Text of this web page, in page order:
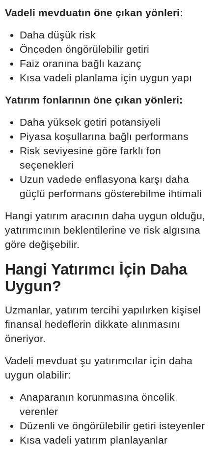
Vadeli mevduatın öne çıkan yönleri:
Daha düşük risk
Önceden öngörülebilir getiri
Faiz oranına bağlı kazanç
Kısa vadeli planlama için uygun yapı
Yatırım fonlarının öne çıkan yönleri:
Daha yüksek getiri potansiyeli
Piyasa koşullarına bağlı performans
Risk seviyesine göre farklı fon
seçenekleri
Uzun vadede enflasyona karşı daha
güçlü performans gösterebilme ihtimali
Hangi yatırım aracının daha uygun olduğu,
yatırımcının beklentilerine ve risk algısına
göre değişebilir.
Hangi Yatırımcı İçin Daha
Uygun?
Uzmanlar, yatırım tercihi yapılırken kişisel
finansal hedeflerin dikkate alınmasını
öneriyor.
Vadeli mevduat şu yatırımcılar için daha
uygun olabilir:
Anaparanın korunmasına öncelik
verenler
Düzenli ve öngörülebilir getiri isteyenler
Kısa vadeli yatırım planlayanlar